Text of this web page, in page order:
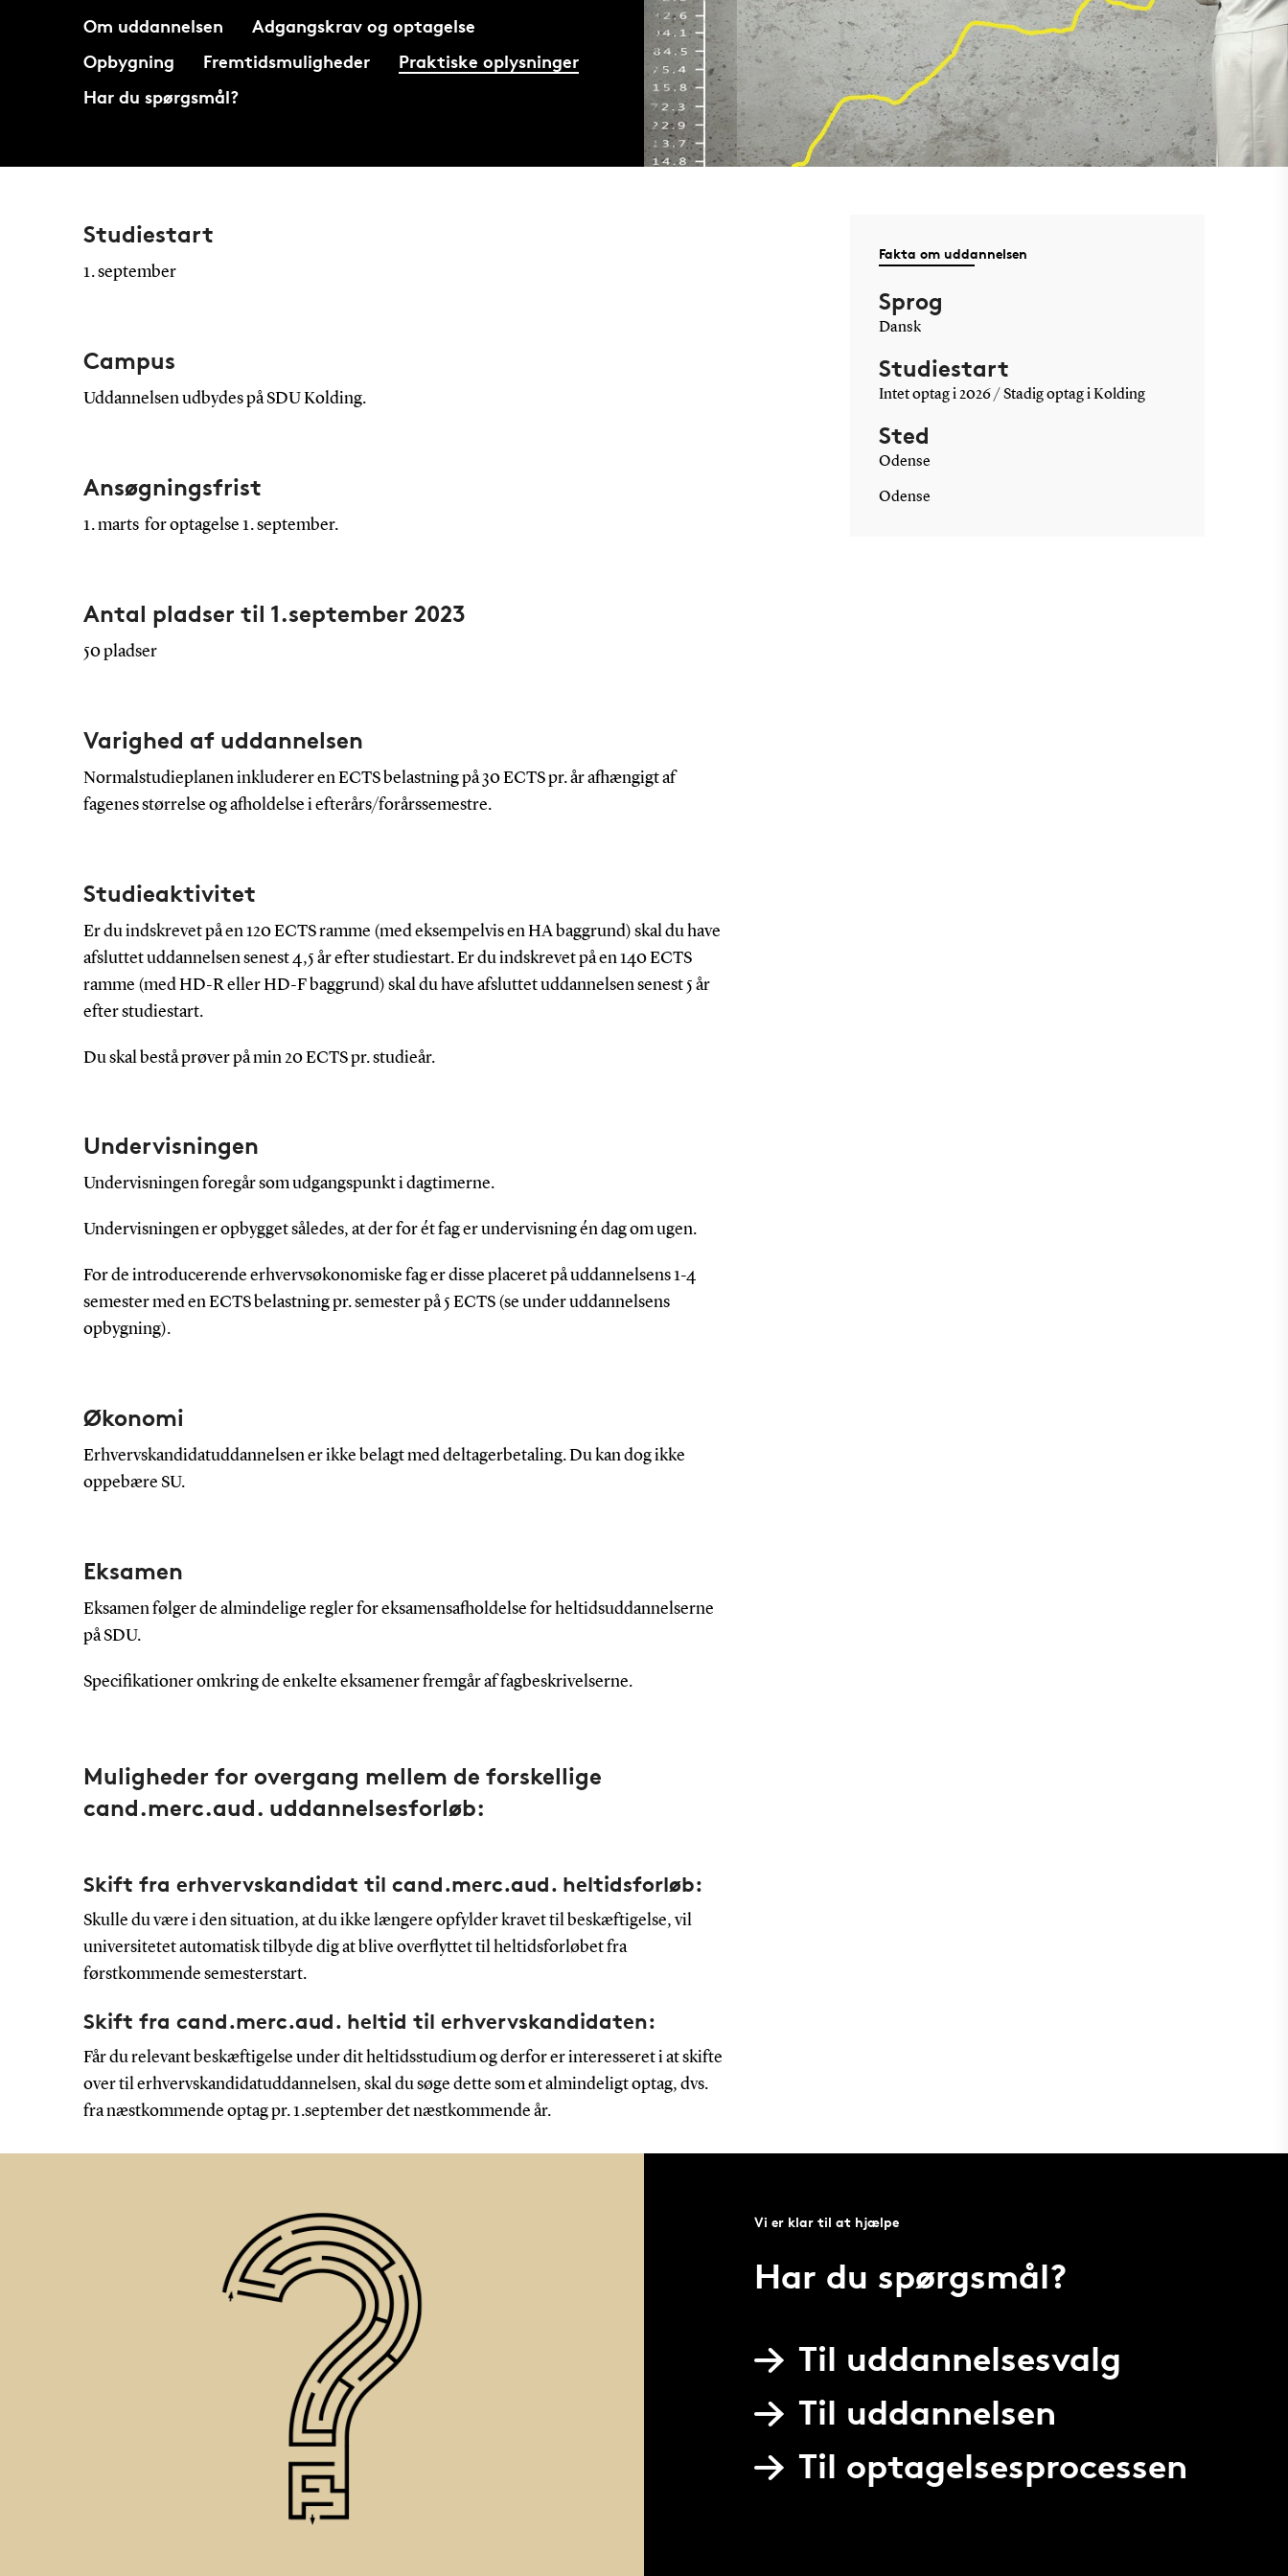
Om uddannelsen
Adgangskrav og optagelse
Opbygning
Fremtidsmuligheder
Praktiske oplysninger
Har du spørgsmål?
Studiestart
1. september
Campus
Uddannelsen udbydes på SDU Kolding.
Ansøgningsfrist
1. marts for optagelse 1. september.
Antal pladser til 1.september 2023
50 pladser
Varighed af uddannelsen
Normalstudieplanen inkluderer en ECTS belastning på 30 ECTS pr. år afhængigt af
fagenes størrelse og afholdelse i efterårs/forårssemestre.
Studieaktivitet
Er du indskrevet på en 120 ECTS ramme (med eksempelvis en HA baggrund) skal du have
afsluttet uddannelsen senest 4,5 år efter studiestart. Er du indskrevet på en 140 ECTS
ramme (med HD-R eller HD-F baggrund) skal du have afsluttet uddannelsen senest 5 år
efter studiestart.
Du skal bestå prøver på min 20 ECTS pr. studieår.
Undervisningen
Undervisningen foregår som udgangspunkt i dagtimerne.
Undervisningen er opbygget således, at der for ét fag er undervisning én dag om ugen.
For de introducerende erhvervsøkonomiske fag er disse placeret på uddannelsens 1-4
semester med en ECTS belastning pr. semester på 5 ECTS (se under uddannelsens
opbygning).
Økonomi
Erhvervskandidatuddannelsen er ikke belagt med deltagerbetaling. Du kan dog ikke
oppebære SU.
Eksamen
Eksamen følger de almindelige regler for eksamensafholdelse for heltidsuddannelserne
på SDU.
Specifikationer omkring de enkelte eksamener fremgår af fagbeskrivelserne.
Muligheder for overgang mellem de forskellige
cand.merc.aud. uddannelsesforløb:
Skift fra erhvervskandidat til cand.merc.aud. heltidsforløb:
Skulle du være i den situation, at du ikke længere opfylder kravet til beskæftigelse, vil
universitetet automatisk tilbyde dig at blive overflyttet til heltidsforløbet fra
førstkommende semesterstart.
Skift fra cand.merc.aud. heltid til erhvervskandidaten:
Får du relevant beskæftigelse under dit heltidsstudium og derfor er interesseret i at skifte
over til erhvervskandidatuddannelsen, skal du søge dette som et almindeligt optag, dvs.
fra næstkommende optag pr. 1.september det næstkommende år.
Fakta om uddannelsen
Sprog
Dansk
Studiestart
Intet optag i 2026 / Stadig optag i Kolding
Sted
Odense
Odense
Vi er klar til at hjælpe
Har du spørgsmål?
Til uddannelsesvalg
Til uddannelsen
Til optagelsesprocessen